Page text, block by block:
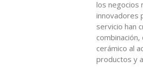
los negocios
innovadores
servicio han
cerámico al
productos y